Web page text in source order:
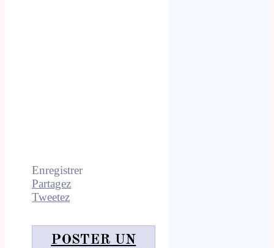
Enregistrer
Partagez
Tweetez
POSTER UN